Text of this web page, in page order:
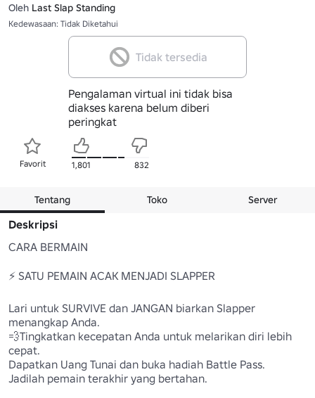
Oleh Last Slap Standing
Kedewasaan: Tidak Diketahui
Tidak tersedia
Pengalaman virtual ini tidak bisa
diakses karena belum diberi
peringkat
Favorit 1,801 832
Tentang Toko Server
Deskripsi
CARA BERMAIN
⚡ SATU PEMAIN ACAK MENJADI SLAPPER
Lari untuk SURVIVE dan JANGAN biarkan Slapper
menangkap Anda.
💨Tingkatkan kecepatan Anda untuk melarikan diri lebih
cepat.
Dapatkan Uang Tunai dan buka hadiah Battle Pass.
Jadilah pemain terakhir yang bertahan.